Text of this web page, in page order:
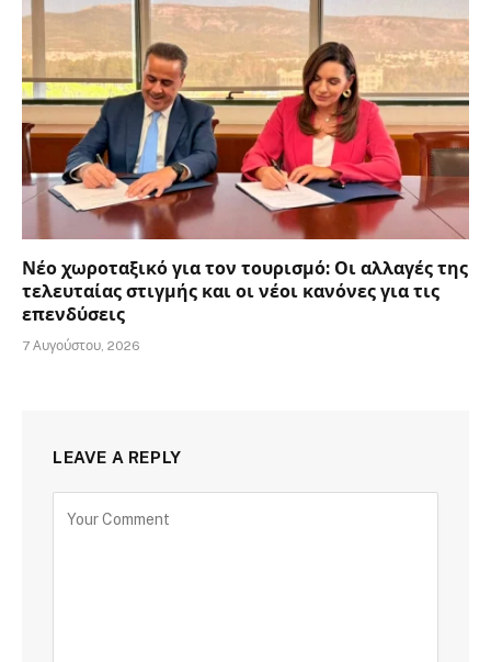
Νέο χωροταξικό για τον τουρισμό: Οι αλλαγές της
τελευταίας στιγμής και οι νέοι κανόνες για τις
επενδύσεις
7 Αυγούστου, 2026
LEAVE A REPLY